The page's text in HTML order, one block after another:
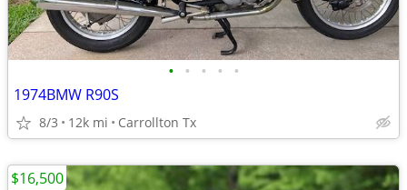
• • • • •
1974BMW R90S
8/3 12k mi Carrollton Tx
$16,500